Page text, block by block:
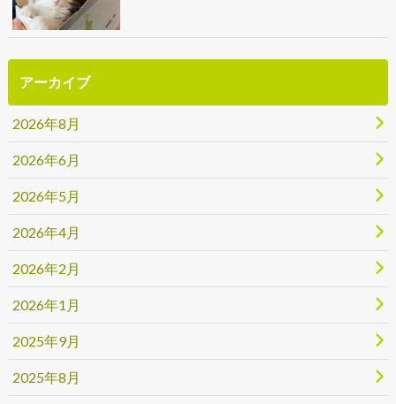
アーカイブ
2026年8月
2026年6月
2026年5月
2026年4月
2026年2月
2026年1月
2025年9月
2025年8月